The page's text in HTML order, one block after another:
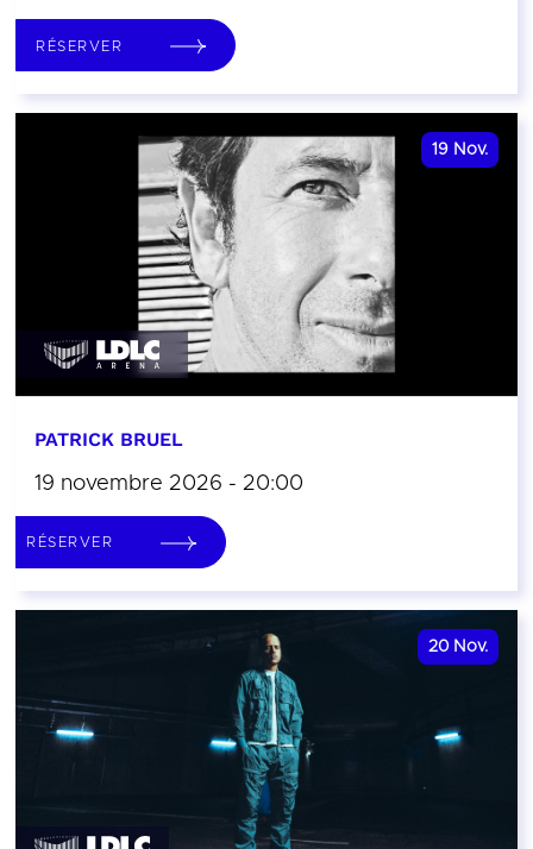
RÉSERVER
19 Nov.
PATRICK BRUEL
19 novembre 2026 - 20:00
RÉSERVER
20 Nov.